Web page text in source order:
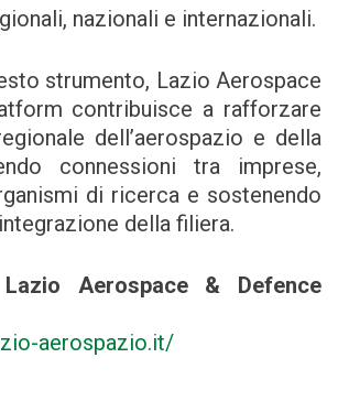
nazionali e internazionali.
strumento, Lazio Aerospace
contribuisce a rafforzare
dell’aerospazio e della
connessioni tra imprese,
di ricerca e sostenendo
della filiera.
Aerospace & Defence
aerospazio.it/